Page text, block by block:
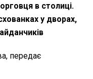
в столиці.
у дворах,
передає